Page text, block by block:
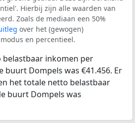
Hierbij zijn alle waarden van
Zoals de mediaan een 50%
over het (gewogen)
en percentieel.
inkomen per
buurt Dompels was €41.456. Er
het totale netto belastbaar
buurt Dompels was